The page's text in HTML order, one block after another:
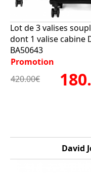
Lot de 3 valises
dont 1 valise cabine
BA50643
Promotion
420.00€
David